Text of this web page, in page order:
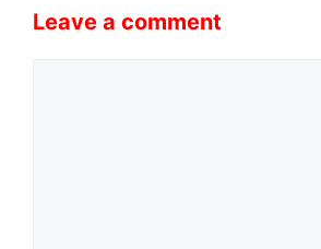
Leave a comment